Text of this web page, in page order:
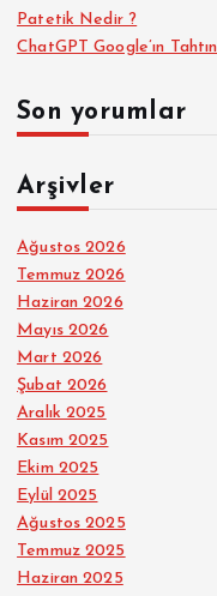
Patetik Nedir ?
ChatGPT Google’ın
Son yorumlar
Arşivler
Ağustos 2026
Temmuz 2026
Haziran 2026
Mayıs 2026
Mart 2026
Şubat 2026
Aralık 2025
Kasım 2025
Ekim 2025
Eylül 2025
Ağustos 2025
Temmuz 2025
Haziran 2025